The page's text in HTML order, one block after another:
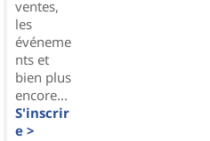
ventes,
les
événeme
nts et
bien plus
encore...
S'inscrir
e >